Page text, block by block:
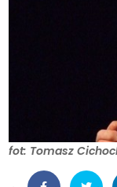
fot: Tomasz